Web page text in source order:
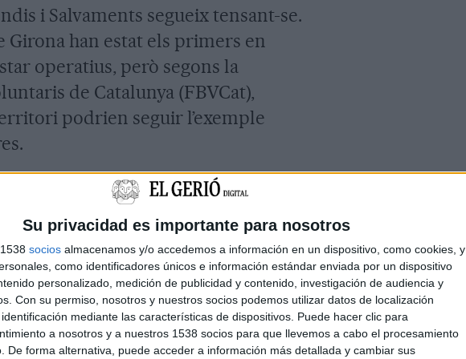
Su privacidad es importante para nosotros
socios almacenamos y/o accedemos a información en un dispositivo, como cookies, y
como identificadores únicos e información estándar enviada por un dispositivo
personalizado, medición de publicidad y contenido, investigación de audiencia y
Con su permiso, nosotros y nuestros socios podemos utilizar datos de localización
mediante las características de dispositivos. Puede hacer clic para
a nosotros y a nuestros 1538 socios para que llevemos a cabo el procesamiento
De forma alternativa, puede acceder a información más detallada y cambiar sus
i Salvaments segueix tensant-se.
han estat els primers en
operatius, però segons la
de Catalunya (FBVCat),
podrien seguir l’exemple
Ebre), ja s’hi ha sumat. Amb
Voluntaris de Lleida, el
tipologia, un total de 22,
no tenen previst adherir-se a la
que s’hagi activat el nivell 3 del Pla
nou episodi d'elevat perill d'incendi